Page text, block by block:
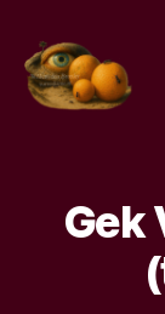
surrealisten,
Gek